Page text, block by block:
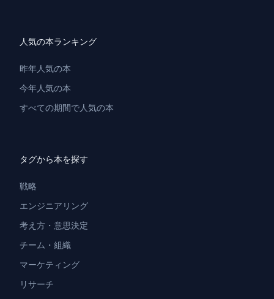
人気の本ランキング
昨年人気の本
今年人気の本
すべての期間で人気の本
タグから本を探す
戦略
エンジニアリング
考え方・意思決定
チーム・組織
マーケティング
リサーチ